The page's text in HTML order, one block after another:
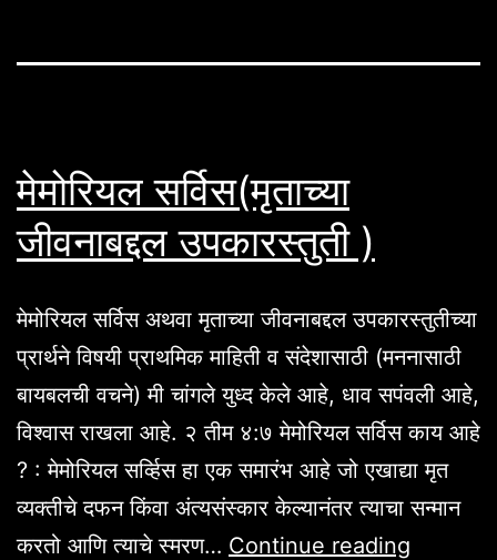
मेमोरियल सर्विस(मृताच्या
जीवनाबद्दल उपकारस्तुती )
मेमोरियल सर्विस अथवा मृताच्या जीवनाबद्दल उपकारस्तुतीच्या
प्रार्थने विषयी प्राथमिक माहिती व संदेशासाठी (मननासाठी
बायबलची वचने) मी चांगले युध्द केले आहे, धाव सपंवली आहे,
विश्वास राखला आहे. २ तीम ४:७ मेमोरियल सर्विस काय आहे
? : मेमोरियल सर्व्हिस हा एक समारंभ आहे जो एखाद्या मृत
व्यक्तीचे दफन किंवा अंत्यसंस्कार केल्यानंतर त्याचा सन्मान
करतो आणि त्याचे स्मरण… Continue reading